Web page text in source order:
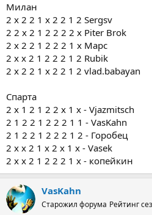
Милан
2 х 2 2 1 х 2 2 1 2 Sergsv
2 2 х 2 1 2 2 2 2 х Piter Brok
2 х 2 2 1 2 2 2 1 х Марс
2 х х 2 1 2 2 2 1 2 Rubik
2 х 2 2 1 х 2 2 1 2 vlad.babayan
Спарта
2 х 1 2 1 2 2 х 1 х - Vjazmitsch
2 1 2 2 1 2 2 2 1 1 - VasKahn
2 1 2 2 1 2 2 2 1 2 - Горобец
2 x x 2 1 x 2 x 1 x - Vasek
2 х х 2 1 2 2 2 1 х - копейкин
VasKahn
Старожил форума Рейтинг